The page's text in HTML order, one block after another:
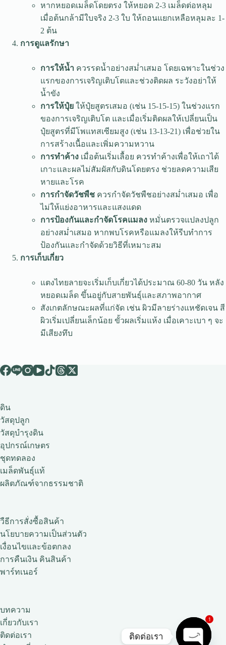
หากหยอดเมล็ดโดยตรง ให้หยอด 2-3 เมล็ดต่อหลุม
เมื่อต้นกล้ามีใบจริง 2-3 ใบ ให้ถอนแยกเหลือหลุมละ 1-
2 ต้น
การดูแลรักษา
การให้น้ำ ควรรดน้ำอย่างสม่ำเสมอ โดยเฉพาะในช่วง
แรกของการเจริญเติบโตและช่วงติดผล ระวังอย่าให้
น้ำขัง
การให้ปุ๋ย ให้ปุ๋ยสูตรเสมอ (เช่น 15-15-15) ในช่วงแรก
ของการเจริญเติบโต และเมื่อเริ่มติดผลให้เปลี่ยนเป็น
ปุ๋ยสูตรที่มีโพแทสเซียมสูง (เช่น 13-13-21) เพื่อช่วยใน
การสร้างเนื้อและเพิ่มความหวาน
การทำค้าง เมื่อต้นเริ่มเลื้อย ควรทำค้างเพื่อให้เถาได้
เกาะและผลไม่สัมผัสกับดินโดยตรง ช่วยลดความเสีย
หายและโรค
การกำจัดวัชพืช ควรกำจัดวัชพืชอย่างสม่ำเสมอ เพื่อ
ไม่ให้แย่งอาหารและแสงแดด
การป้องกันและกำจัดโรคแมลง หมั่นตรวจแปลงปลูก
อย่างสม่ำเสมอ หากพบโรคหรือแมลงให้รีบทำการ
ป้องกันและกำจัดด้วยวิธีที่เหมาะสม
การเก็บเกี่ยว
แตงไทยลายจะเริ่มเก็บเกี่ยวได้ประมาณ 60-80 วัน หลัง
หยอดเมล็ด ขึ้นอยู่กับสายพันธุ์และสภาพอากาศ
สังเกตลักษณะผลที่แก่จัด เช่น ผิวมีลายร่างแหชัดเจน สี
ผิวเริ่มเปลี่ยนเล็กน้อย ขั้วผลเริ่มแห้ง เมื่อเคาะเบา ๆ จะ
มีเสียงทึบ
ดิน
วัสดุปลูก
วัสดุบำรุงดิน
อุปกรณ์เกษตร
ชุดทดลอง
เมล็ดพันธุ์แท้
ผลิตภัณฑ์จากธรรมชาติ
วืธีการสั่งซื้อสินค้า
นโยบายความเป็นส่วนตัว
เงื่อนไขและข้อตกลง
การคืนเงิน คินสินค้า
พาร์ทเนอร์
บทความ
เกี่ยวกับเรา
ติดต่อเรา
ติดต่อเรา
1